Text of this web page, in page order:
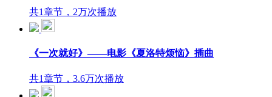
共1章节，2万次播放
《一次就好》——电影《夏洛特烦恼》插曲
共1章节，3.6万次播放